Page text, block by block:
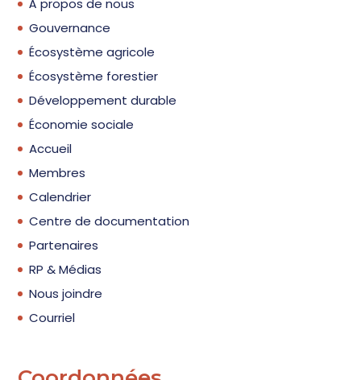
Gouvernance
Écosystème agricole
Écosystème forestier
Développement durable
Économie sociale
Accueil
Membres
Calendrier
Centre de documentation
Partenaires
RP & Médias
Nous joindre
Courriel